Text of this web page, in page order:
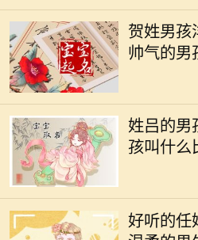
贺姓男孩
帅气的男
姓吕的男
孩叫什么
好听的任